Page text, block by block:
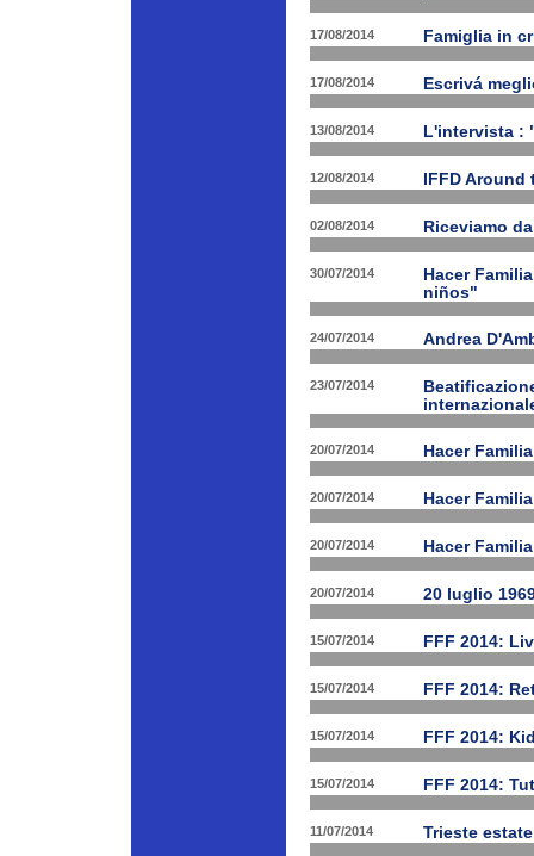
17/08/2014 Famiglia in
17/08/2014 Escrivá
13/08/2014 L'intervista :
12/08/2014 IFFD
02/08/2014 Riceviamo
30/07/2014
Hacer
niños"
24/07/2014 Andrea
23/07/2014
20/07/2014 Hacer
20/07/2014 Hacer
20/07/2014 Hacer
20/07/2014 20 luglio
15/07/2014 FFF 2014:
15/07/2014 FFF 2014:
15/07/2014 FFF 2014:
15/07/2014 FFF 2014:
11/07/2014 Trieste